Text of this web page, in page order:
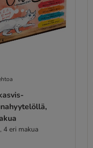
4 eri makua